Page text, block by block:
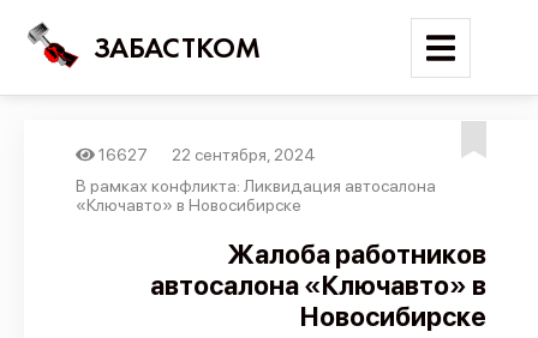
ЗАБАСТКОМ
Войти
Поиск
Новости
Карта событий
16627
22 сентября, 2024
В рамках конфликта: Ликвидация автосалона
«Ключавто» в Новосибирске
Жалоба работников
автосалона «Ключавто» в
Новосибирске